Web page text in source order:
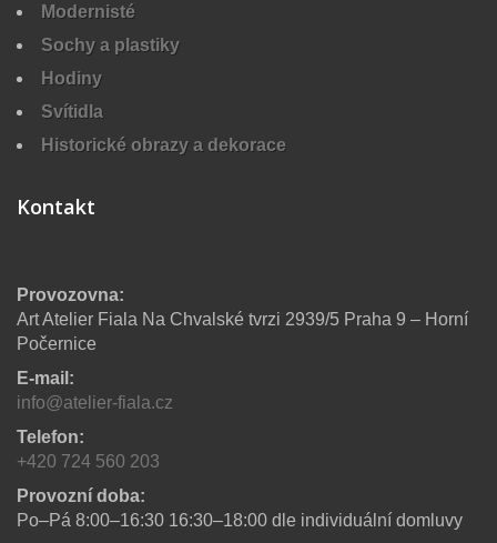
Modernisté
Sochy a plastiky
Hodiny
Svítidla
Historické obrazy a dekorace
Kontakt
Provozovna:
Art Atelier Fiala Na Chvalské tvrzi 2939/5 Praha 9 – Horní
Počernice
E-mail:
info@atelier-fiala.cz
Telefon:
+420 724 560 203
Provozní doba:
Po–Pá 8:00–16:30 16:30–18:00 dle individuální domluvy